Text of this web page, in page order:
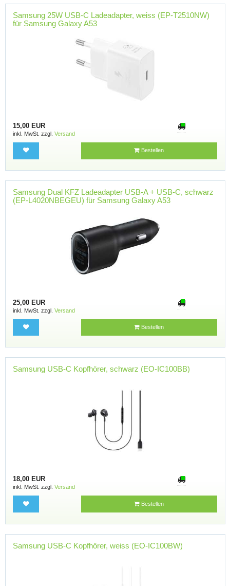
Samsung 25W USB-C Ladeadapter, weiss (EP-T2510NW)
für Samsung Galaxy A53
15,00 EUR
inkl. MwSt. zzgl. Versand
Bestellen
Samsung Dual KFZ Ladeadapter USB-A + USB-C, schwarz
(EP-L4020NBEGEU) für Samsung Galaxy A53
25,00 EUR
inkl. MwSt. zzgl. Versand
Bestellen
Samsung USB-C Kopfhörer, schwarz (EO-IC100BB)
18,00 EUR
inkl. MwSt. zzgl. Versand
Bestellen
Samsung USB-C Kopfhörer, weiss (EO-IC100BW)